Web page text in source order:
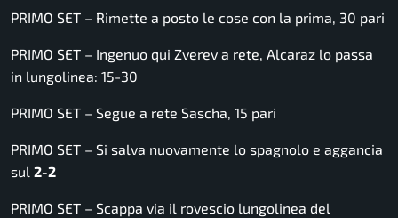
PRIMO SET – Rimette a posto le cose con la prima, 30 pari
PRIMO SET – Ingenuo qui Zverev a rete, Alcaraz lo passa
in lungolinea: 15-30
PRIMO SET – Segue a rete Sascha, 15 pari
PRIMO SET – Si salva nuovamente lo spagnolo e aggancia
sul 2-2
PRIMO SET – Scappa via il rovescio lungolinea del